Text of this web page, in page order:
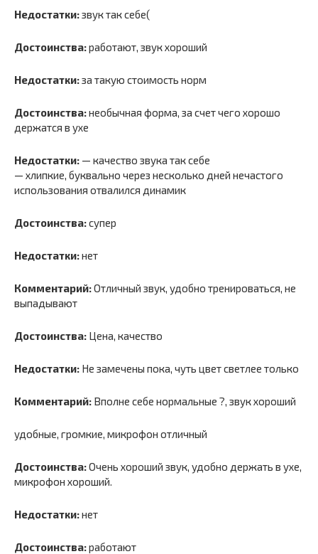
Недостатки:звук так себе(
Достоинства:работают, звук хороший
Недостатки:за такую стоимость норм
Достоинства:необычная форма, за счет чего хорошо
держатся в ухе
Недостатки: — качество звука так себе
— хлипкие, буквально через несколько дней нечастого
использования отвалился динамик
Достоинства:супер
Недостатки:нет
Комментарий:Отличный звук, удобно тренироваться, не
выпадывают
Достоинства: Цена, качество
Недостатки: Не замечены пока, чуть цвет светлее только
Комментарий: Вполне себе нормальные ?, звук хороший
удобные, громкие, микрофон отличный
Достоинства:Очень хороший звук, удобно держать в ухе,
микрофон хороший.
Недостатки:нет
Достоинства:работают